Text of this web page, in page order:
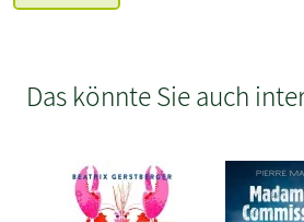
Das könnte Sie auch